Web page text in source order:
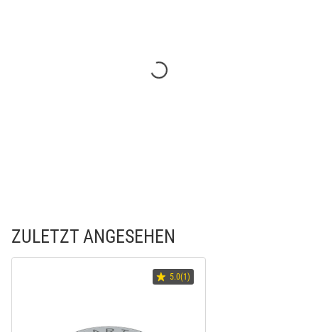
ZULETZT ANGESEHEN
5.0(1)